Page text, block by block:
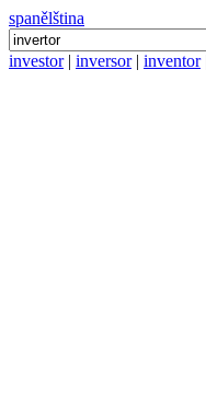
spanělština
investor | inversor | inventor